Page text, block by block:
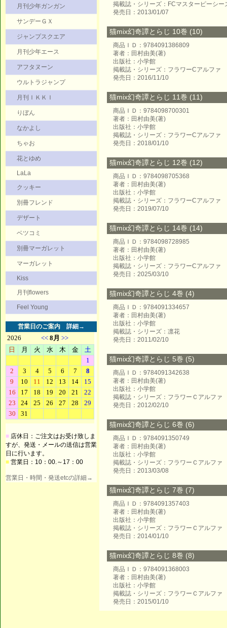
月刊少年ガンガン
サンデーＧＸ
ジャンプスクエア
月刊少年エース
アフタヌーン
ウルトラジャンプ
月刊ＩＫＫＩ
りぼん
なかよし
ちゃお
花とゆめ
LaLa
クッキー
別冊フレンド
デザート
ベツコミ
別冊マーガレット
マーガレット
Kiss
月刊flowers
Feel Young
営業日のご案内 詳細→
■ 店休日：ご注文はお受け致しま
すが、発送・メールの送信は営業
日に行います。
■ 営業日：10：00.～17：00
営業日・時間・発送etcの詳細→
掲載誌・シリーズ：FCマスターピーシー
発売日：2013/01/07
猫mix幻奇譚とらじ 10巻 (10)
商品ＩＤ：9784091386809
著者：田村由美(著)
出版社：小学館
掲載誌・シリーズ：フラワーCアルファ
発売日：2016/11/10
猫mix幻奇譚とらじ 11巻 (11)
商品ＩＤ：9784098700301
著者：田村由美(著)
出版社：小学館
掲載誌・シリーズ：フラワーCアルファ
発売日：2018/01/10
猫mix幻奇譚とらじ 12巻 (12)
商品ＩＤ：9784098705368
著者：田村由美(著)
出版社：小学館
掲載誌・シリーズ：フラワーCアルファ
発売日：2019/07/10
猫mix幻奇譚とらじ 14巻 (14)
商品ＩＤ：9784098728985
著者：田村由美(著)
出版社：小学館
掲載誌・シリーズ：フラワーCアルファ
発売日：2025/03/10
猫mix幻奇譚とらじ 4巻 (4)
商品ＩＤ：9784091334657
著者：田村由美(著)
出版社：小学館
掲載誌・シリーズ：凛花
発売日：2011/02/10
猫mix幻奇譚とらじ 5巻 (5)
商品ＩＤ：9784091342638
著者：田村由美(著)
出版社：小学館
掲載誌・シリーズ：フラワーＣアルファ
発売日：2012/02/10
猫mix幻奇譚とらじ 6巻 (6)
商品ＩＤ：9784091350749
著者：田村由美(著)
出版社：小学館
掲載誌・シリーズ：フラワーＣアルファ
発売日：2013/03/08
猫mix幻奇譚とらじ 7巻 (7)
商品ＩＤ：9784091357403
著者：田村由美(著)
出版社：小学館
掲載誌・シリーズ：フラワーＣアルファ
発売日：2014/01/10
猫mix幻奇譚とらじ 8巻 (8)
商品ＩＤ：9784091368003
著者：田村由美(著)
出版社：小学館
掲載誌・シリーズ：フラワーＣアルファ
発売日：2015/01/10